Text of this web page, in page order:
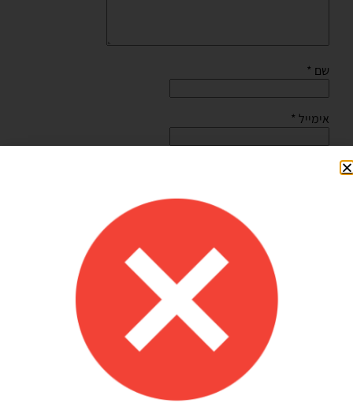
שם *
אימייל *
Shilav Sayag
איכות מדהימה!
הזמנתי בלונים כדי לעצב קשת ליום הולדת של הבן שלי, המשלוח הגיע
מהר מהמצופה!! הכל באיכות מדהימה, בצבעים יפים בדיוק כמו שחשבתי
שיהיו!! התמונות מדברות בעד עצמן!! ממליצה בחום♥️♥️♥️